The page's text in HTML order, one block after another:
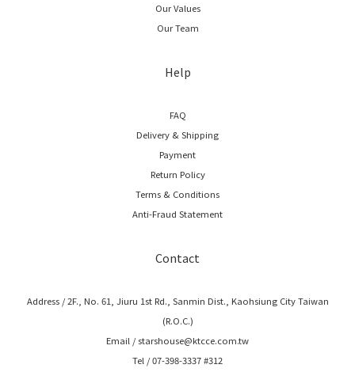
Our Values
Our Team
Help
FAQ
Delivery & Shipping
Payment
Return Policy
Terms & Conditions
Anti-Fraud Statement
Contact
Address / 2F., No. 61, Jiuru 1st Rd., Sanmin Dist., Kaohsiung City Taiwan
(R.O.C.)
Email / starshouse@ktcce.com.tw
Tel / 07-398-3337 #312